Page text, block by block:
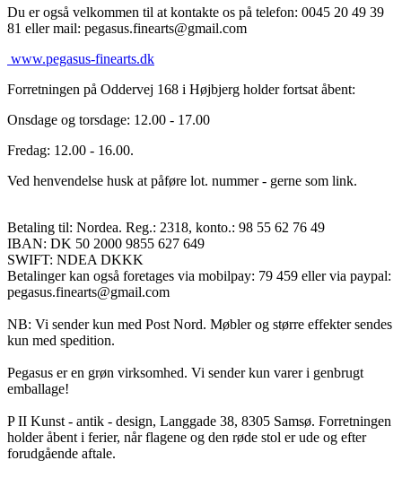
Du er også velkommen til at kontakte os på telefon: 0045 20 49 39
81 eller mail: pegasus.finearts@gmail.com
www.pegasus-finearts.dk
Forretningen på Oddervej 168 i Højbjerg holder fortsat åbent:
Onsdage og torsdage: 12.00 - 17.00
Fredag: 12.00 - 16.00.
Ved henvendelse husk at påføre lot. nummer - gerne som link.
Betaling til: Nordea. Reg.: 2318, konto.: 98 55 62 76 49
IBAN: DK 50 2000 9855 627 649
SWIFT: NDEA DKKK
Betalinger kan også foretages via mobilpay: 79 459 eller via paypal:
pegasus.finearts@gmail.com
NB: Vi sender kun med Post Nord. Møbler og større effekter sendes
kun med spedition.
Pegasus er en grøn virksomhed. Vi sender kun varer i genbrugt
emballage!
P II Kunst - antik - design, Langgade 38, 8305 Samsø. Forretningen
holder åbent i ferier, når flagene og den røde stol er ude og efter
forudgående aftale.